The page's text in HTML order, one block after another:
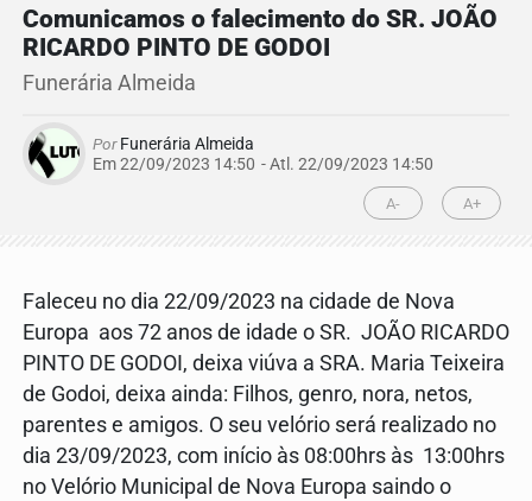
Comunicamos o falecimento do SR. JOÃO
RICARDO PINTO DE GODOI
Funerária Almeida
PorFunerária Almeida
Em 22/09/2023 14:50 - Atl. 22/09/2023 14:50
A- A+
Faleceu no dia 22/09/2023 na cidade de Nova
Europa aos 72 anos de idade o SR. JOÃO RICARDO
PINTO DE GODOI, deixa viúva a SRA. Maria Teixeira
de Godoi, deixa ainda: Filhos, genro, nora, netos,
parentes e amigos. O seu velório será realizado no
dia 23/09/2023, com início às 08:00hrs às 13:00hrs
no Velório Municipal de Nova Europa saindo o